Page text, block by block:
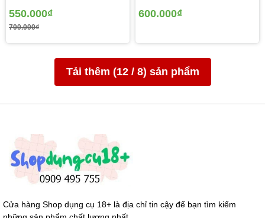
550.000₫
700.000₫
600.000₫
Tải thêm (12/ 8) sản phẩm
Cửa hàng Shop dụng cụ 18+ là địa chỉ tin cậy để bạn tìm kiếm